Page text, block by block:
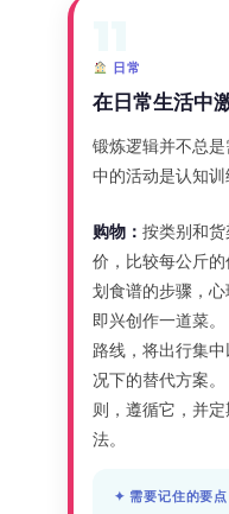
日常
在日常生活中
锻炼逻辑并不总
中的活动是认知
购物： 按类别和
价，比较每公斤的
划食谱的步骤，
即兴创作一道菜。
路线，将出行集
况下的替代方案。
则，遵循它，并
法。
✦ 需要记住的要点